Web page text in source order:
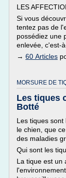
LES
Si vous
tentez pas de
possédiez une
enlevée, c'est-
→ 60 Articles
MORSURE DE
Les tiques
Botté
Les tiques
le chien, que
des maladies
Qui sont les
La tique est un